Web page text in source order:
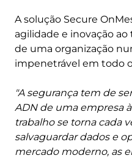
A solução Secure
agilidade e inovação
de uma organização
impenetrável em todo
"A segurança tem de
ADN de uma empresa
trabalho se torna cada
salvaguardar dados e
mercado moderno, as